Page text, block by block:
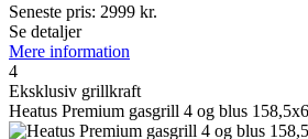
Seneste pris: 2999 kr.
Se detaljer
Mere information
4
Eksklusiv grillkraft
Heatus Premium gasgrill 4 og blus